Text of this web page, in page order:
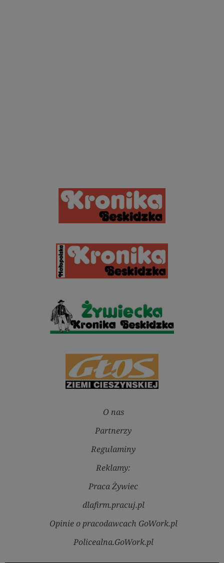
O nas
Partnerzy
Regulaminy
Reklamy:
Praca Żywiec
dlafirm.pracuj.pl
Opinie o pracodawcach GoWork.pl
Policealna.GoWork.pl